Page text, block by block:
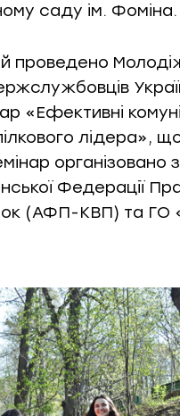
саду ім. Фоміна.
й проведено
«Ефективні
лідера»,
Федерації
(АФП-КВП) та ГО